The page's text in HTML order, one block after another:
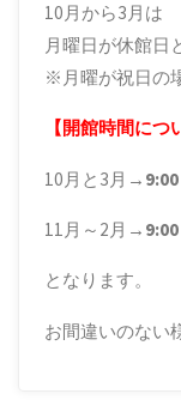
10月から3月は
月曜日が休館日
※月曜が祝日の
【開館時間につ
10月と3月→
11月～2月→
となります。
お間違いのない